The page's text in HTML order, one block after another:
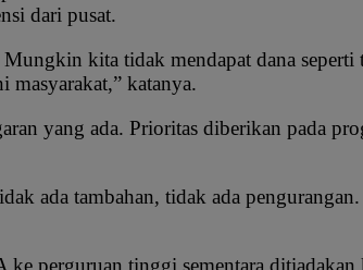
dari pusat.
kita tidak mendapat dana seperti
masyarakat,” katanya.
yang ada. Prioritas diberikan pada
ada tambahan, tidak ada